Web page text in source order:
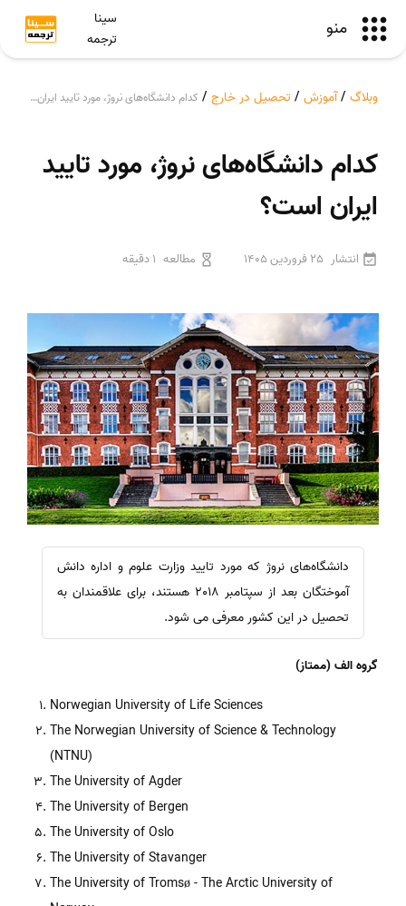
منو
سینا
ترجمه
وبلاگ /آموزش / تحصیل در خارج / کدام دانشگاه‌های نروژ، مورد تایید ایران است؟
کدام دانشگاه‌های نروژ، مورد تایید
ایران است؟
انتشار 25 فروردین 1405 مطالعه 1 دقیقه
دانشگاه‌های نروژ که مورد تایید وزارت علوم و اداره دانش
آموختگان بعد از سپتامبر 2018 هستند، برای علاقمندان به
تحصیل در این کشور معرفی می شود.
گروه الف(ممتاز)
Norwegian University of Life Sciences
The Norwegian University of Science & Technology
(NTNU)
The University of Agder
The University of Bergen
The University of Oslo
The University of Stavanger
The University of Tromsø - The Arctic University of